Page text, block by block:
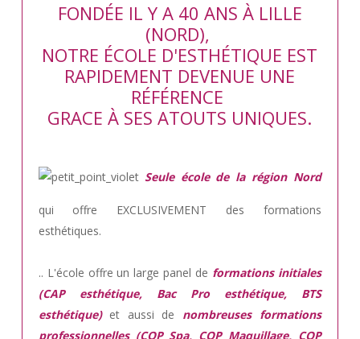
FONDÉE IL Y A 40 ANS À LILLE
(NORD),
NOTRE ÉCOLE D'ESTHÉTIQUE EST
RAPIDEMENT DEVENUE UNE
RÉFÉRENCE
GRACE À SES ATOUTS UNIQUES.
Seule école de la région Nord
qui offre EXCLUSIVEMENT des formations
esthétiques.
.. L'école offre un large panel de formations initiales
(CAP esthétique, Bac Pro esthétique, BTS
esthétique) et aussi de nombreuses formations
professionnelles (CQP Spa, CQP Maquillage, CQP